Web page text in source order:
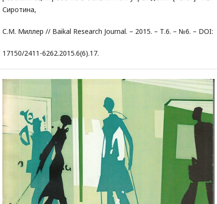
Сиротина,
С.М. Миллер // Baikal Research Journal. – 2015. – Т.6. – №6. – DOI:
17150/2411-6262.2015.6(6).17.